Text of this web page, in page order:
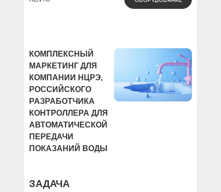
КОМПЛЕКСНЫЙ
МАРКЕТИНГ ДЛЯ
КОМПАНИИ НЦРЭ,
РОССИЙСКОГО
РАЗРАБОТЧИКА
КОНТРОЛЛЕРА ДЛЯ
АВТОМАТИЧЕСКОЙ
ПЕРЕДАЧИ
ПОКАЗАНИЙ ВОДЫ
ЗАДАЧА